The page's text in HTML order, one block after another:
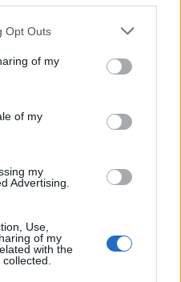
Opt Outs
of my
of my
my
Advertising.
Use,
of my
with the
ITALIANA